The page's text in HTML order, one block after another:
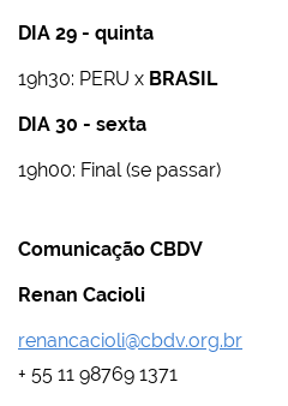
DIA 29 - quinta
19h30: PERU x BRASIL
DIA 30 - sexta
19h00: Final (se passar)
Comunicação CBDV
Renan Cacioli
renancacioli@cbdv.org.br
+ 55 11 98769 1371